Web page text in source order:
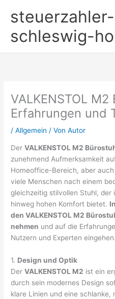
Inhaltsteuerzahler-
schleswig-
VALKENSTOL
Erfahrungen und
/Allgemein / VonAutor
DerVALKENSTOL M2
zunehmend Aufmerksamkeit
Homeoffice-Bereich, aber
viele Menschen nach einem
gleichzeitig stilvollen Stuhl, der
hinweg hohen Komfort bietet.
den VALKENSTOL M2
nehmen und auf die
Nutzern und Experten eingehen.
1. Design und Optik
DerVALKENSTOL M2 ist ein
durch sein modernes Design
klare Linien und eine schlanke,